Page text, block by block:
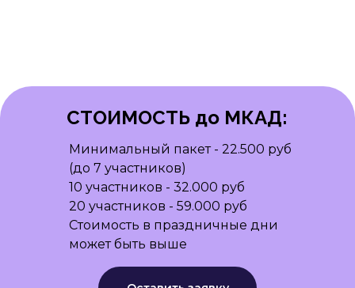
Минимальный пакет - 22.500 руб
(до 7 участников)
10 участников - 32.000 руб
20 участников - 59.000 руб
Стоимость в праздничные дни
может быть выше
СТОИМОСТЬ до МКАД: